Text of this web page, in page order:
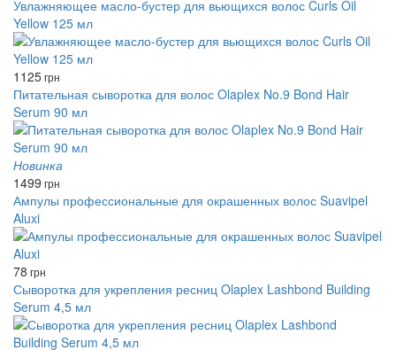
Увлажняющее масло-бустер для вьющихся волос Curls Oil
Yellow 125 мл
1125грн
Питательная сыворотка для волос Olaplex No.9 Bond Hair
Serum 90 мл
Новинка
1499 грн
Ампулы профессиональные для окрашенных волос Suavipel
Aluxi
78 грн
Сыворотка для укрепления ресниц Olaplex Lashbond Building
Serum 4,5 мл